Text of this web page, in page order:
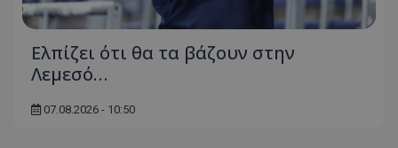
Ελπίζει ότι θα τα βάζουν στην
Λεμεσό…
07.08.2026 - 10:50